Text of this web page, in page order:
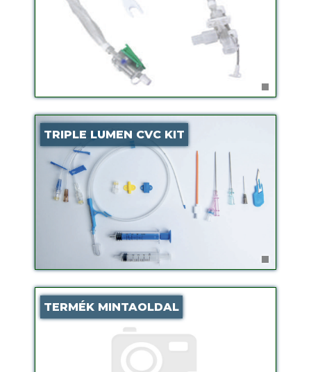
TRIPLE LUMEN CVC KIT
TERMÉK MINTAOLDAL